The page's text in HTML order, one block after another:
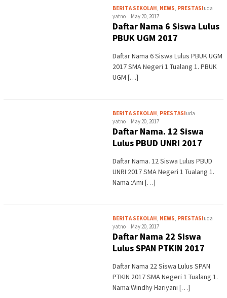
BERITA SEKOLAH, NEWS, PRESTASIuda
yatno
May 20, 2017
Daftar Nama 6 Siswa Lulus
PBUK UGM 2017
Daftar Nama 6 Siswa Lulus PBUK UGM
2017 SMA Negeri 1 Tualang 1. PBUK
UGM […]
BERITA SEKOLAH, PRESTASIuda
yatno
May 20, 2017
Daftar Nama. 12 Siswa
Lulus PBUD UNRI 2017
Daftar Nama. 12 Siswa Lulus PBUD
UNRI 2017 SMA Negeri 1 Tualang 1.
Nama :Ami […]
BERITA SEKOLAH, NEWS, PRESTASIuda
yatno
May 20, 2017
Daftar Nama 22 Siswa
Lulus SPAN PTKIN 2017
Daftar Nama 22 Siswa Lulus SPAN
PTKIN 2017 SMA Negeri 1 Tualang 1.
Nama:Windhy Hariyani […]